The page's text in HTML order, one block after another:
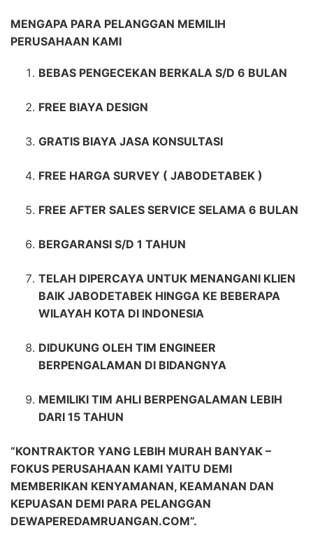
MENGAPA PARA PELANGGAN MEMILIH
PERUSAHAAN KAMI
BEBAS PENGECEKAN BERKALA S/D 6 BULAN
FREE BIAYA DESIGN
GRATIS BIAYA JASA KONSULTASI
FREE HARGA SURVEY ( JABODETABEK )
FREE AFTER SALES SERVICE SELAMA 6 BULAN
BERGARANSI S/D 1 TAHUN
TELAH DIPERCAYA UNTUK MENANGANI KLIEN
BAIK JABODETABEK HINGGA KE BEBERAPA
WILAYAH KOTA DI INDONESIA
DIDUKUNG OLEH TIM ENGINEER
BERPENGALAMAN DI BIDANGNYA
MEMILIKI TIM AHLI BERPENGALAMAN LEBIH
DARI 15 TAHUN
“KONTRAKTOR YANG LEBIH MURAH BANYAK –
FOKUS PERUSAHAAN KAMI YAITU DEMI
MEMBERIKAN KENYAMANAN, KEAMANAN DAN
KEPUASAN DEMI PARA PELANGGAN
DEWAPEREDAMRUANGAN.COM”.